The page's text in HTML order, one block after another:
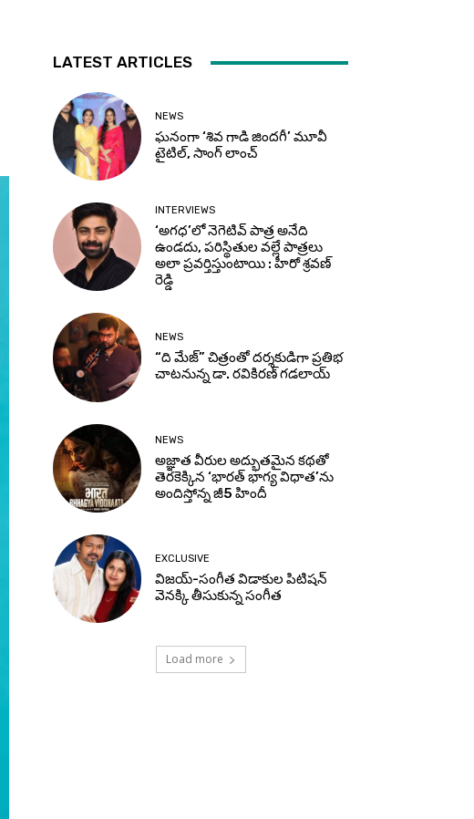
LATEST ARTICLES
NEWS
ఘనంగా ‘శివ గాడి జింద‌గీ’ మూవీ
టైటిల్, సాంగ్ లాంచ్
INTERVIEWS
‘అగధ’లో నెగెటివ్ పాత్ర అనేది
ఉండదు, పరిస్థితుల వల్లే పాత్రలు
అలా ప్రవర్తిస్తుంటాయి : హీరో శ్రవణ్
రెడ్డి
NEWS
“ది మేజ్” చిత్రంతో దర్శకుడిగా ప్రతిభ
చాటనున్న డా. రవికిరణ్ గడలాయ్
NEWS
అజ్ఞాత వీరుల అద్భుతమైన కథతో
తెరకెక్కిన ‘భారత్ భాగ్య విధాత’ను
అందిస్తోన్న జీ5 హిందీ
EXCLUSIVE
విజయ్-సంగీత విడాకుల పిటిషన్
వెనక్కి తీసుకున్న సంగీత
Load more